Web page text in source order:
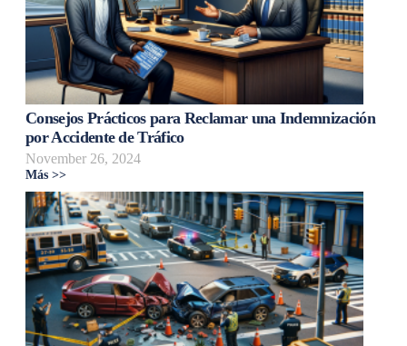
Consejos Prácticos para Reclamar una Indemnización
por Accidente de Tráfico
November 26, 2024
Más >>